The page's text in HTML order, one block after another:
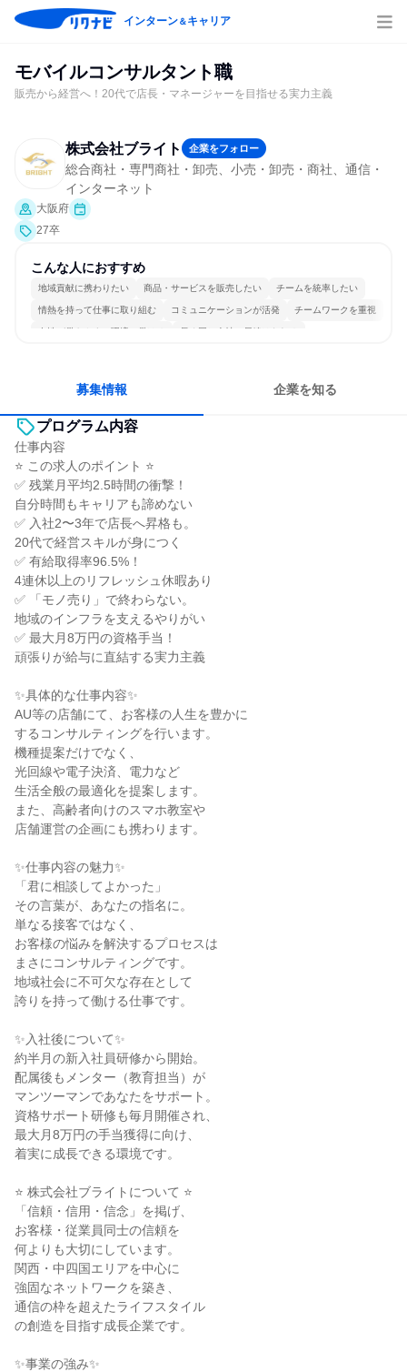
インターン＆キャリア
モバイルコンサルタント職
販売から経営へ！20代で店長・マネージャーを目指せる実力主義
株式会社ブライト 企業をフォロー
総合商社・専門商社・卸売、小売・卸売・商社、通信・
インターネット
大阪府
27卒
こんな人におすすめ
地域貢献に携わりたい 商品・サービスを販売したい チームを統率したい
情熱を持って仕事に取り組む コミュニケーションが活発 チームワークを重視
女性が働きやすい環境で働ける 長く同じ会社に居続けられる
募集情報 企業を知る
プログラム内容
仕事内容
⭐ この求人のポイント ⭐
✅ 残業月平均2.5時間の衝撃！
自分時間もキャリアも諦めない
✅ 入社2〜3年で店長へ昇格も。
20代で経営スキルが身につく
✅ 有給取得率96.5%！
4連休以上のリフレッシュ休暇あり
✅ 「モノ売り」で終わらない。
地域のインフラを支えるやりがい
✅ 最大月8万円の資格手当！
頑張りが給与に直結する実力主義
✨具体的な仕事内容✨
AU等の店舗にて、お客様の人生を豊かに
するコンサルティングを行います。
機種提案だけでなく、
光回線や電子決済、電力など
生活全般の最適化を提案します。
また、高齢者向けのスマホ教室や
店舗運営の企画にも携わります。
✨仕事内容の魅力✨
「君に相談してよかった」
その言葉が、あなたの指名に。
単なる接客ではなく、
お客様の悩みを解決するプロセスは
まさにコンサルティングです。
地域社会に不可欠な存在として
誇りを持って働ける仕事です。
✨入社後について✨
約半月の新入社員研修から開始。
配属後もメンター（教育担当）が
マンツーマンであなたをサポート。
資格サポート研修も毎月開催され、
最大月8万円の手当獲得に向け、
着実に成長できる環境です。
⭐ 株式会社ブライトについて ⭐
「信頼・信用・信念」を掲げ、
お客様・従業員同士の信頼を
何よりも大切にしています。
関西・中四国エリアを中心に
強固なネットワークを築き、
通信の枠を超えたライフスタイル
の創造を目指す成長企業です。
✨事業の強み✨